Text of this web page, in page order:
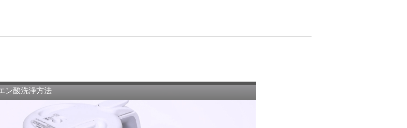
問い合わせくださいますようお願いします。
意を払っておりますが、以下の点について、弊社は何ら保証せず、また責任を負うもので
あり、安全であること。
こと。
利用になれなかったことにより生じる一切の損害。
変更または提供の中止・中断を行うこと。また、それによって生じる一切の損害。